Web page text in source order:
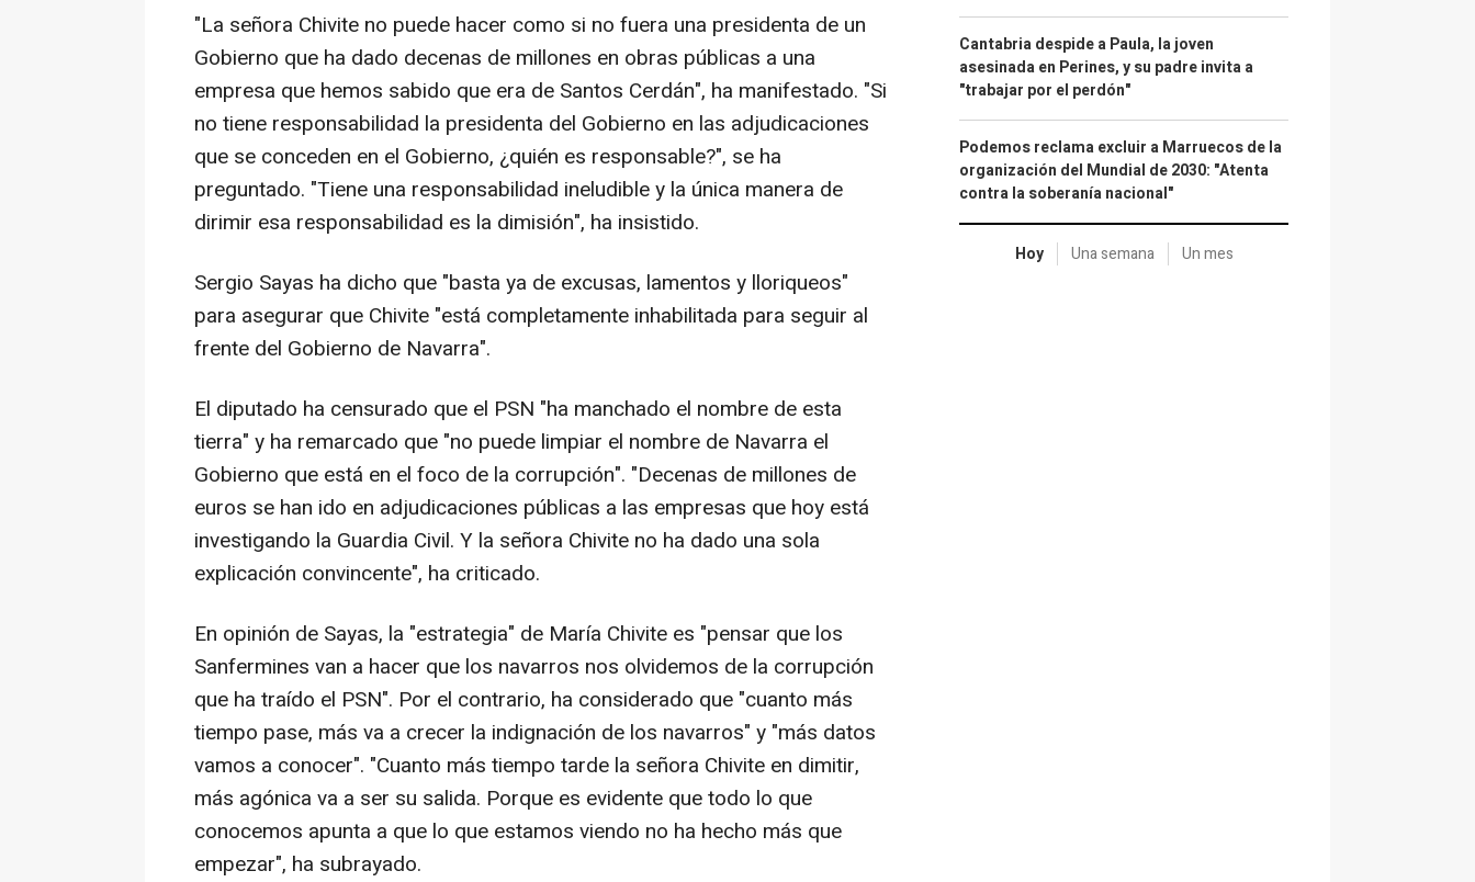
"La señora Chivite no puede hacer como si no fuera una presidenta de un
Gobierno que ha dado decenas de millones en obras públicas a una
empresa que hemos sabido que era de Santos Cerdán", ha manifestado. "Si
no tiene responsabilidad la presidenta del Gobierno en las adjudicaciones
que se conceden en el Gobierno, ¿quién es responsable?", se ha
preguntado. "Tiene una responsabilidad ineludible y la única manera de
dirimir esa responsabilidad es la dimisión", ha insistido.
Sergio Sayas ha dicho que "basta ya de excusas, lamentos y lloriqueos"
para asegurar que Chivite "está completamente inhabilitada para seguir al
frente del Gobierno de Navarra".
El diputado ha censurado que el PSN "ha manchado el nombre de esta
tierra" y ha remarcado que "no puede limpiar el nombre de Navarra el
Gobierno que está en el foco de la corrupción". "Decenas de millones de
euros se han ido en adjudicaciones públicas a las empresas que hoy está
investigando la Guardia Civil. Y la señora Chivite no ha dado una sola
explicación convincente", ha criticado.
En opinión de Sayas, la "estrategia" de María Chivite es "pensar que los
Sanfermines van a hacer que los navarros nos olvidemos de la corrupción
que ha traído el PSN". Por el contrario, ha considerado que "cuanto más
tiempo pase, más va a crecer la indignación de los navarros" y "más datos
vamos a conocer". "Cuanto más tiempo tarde la señora Chivite en dimitir,
más agónica va a ser su salida. Porque es evidente que todo lo que
conocemos apunta a que lo que estamos viendo no ha hecho más que
empezar", ha subrayado.
Cantabria despide a Paula, la joven
asesinada en Perines, y su padre invita a
"trabajar por el perdón"
Podemos reclama excluir a Marruecos de la
organización del Mundial de 2030: "Atenta
contra la soberanía nacional"
Hoy Una semana Un mes